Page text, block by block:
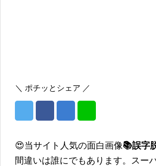
＼ ポチッとシェア ／
😍当サイト人気の面白画像📚誤字
間違いは誰にでもあります。スー